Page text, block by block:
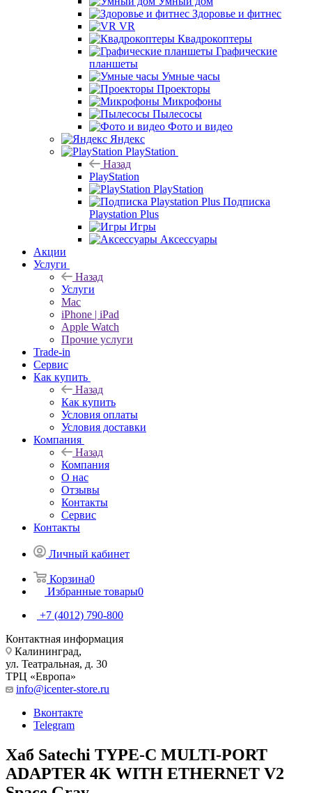
Здоровье и фитнес
VR
Квадрокоптеры
Графические
планшеты
Умные часы
Проекторы
Микрофоны
Пылесосы
Фото и видео
Яндекс
PlayStation
Назад
PlayStation
PlayStation
Подписка
Playstation Plus
Игры
Аксессуары
Акции
Услуги
Назад
Услуги
Mac
iPhone | iPad
Apple Watch
Прочие услуги
Trade-in
Сервис
Как купить
Назад
Как купить
Условия оплаты
Условия доставки
Компания
Назад
Компания
О нас
Отзывы
Контакты
Сервис
Контакты
Личный кабинет
Корзина0
Избранные товары0
+7 (4012) 790-800
Контактная информация
Калининград,
ул. Театральная, д. 30
ТРЦ «Европа»
info@icenter-store.ru
Вконтакте
Telegram
Хаб Satechi TYPE-C MULTI-PORT
ADAPTER 4K WITH ETHERNET V2